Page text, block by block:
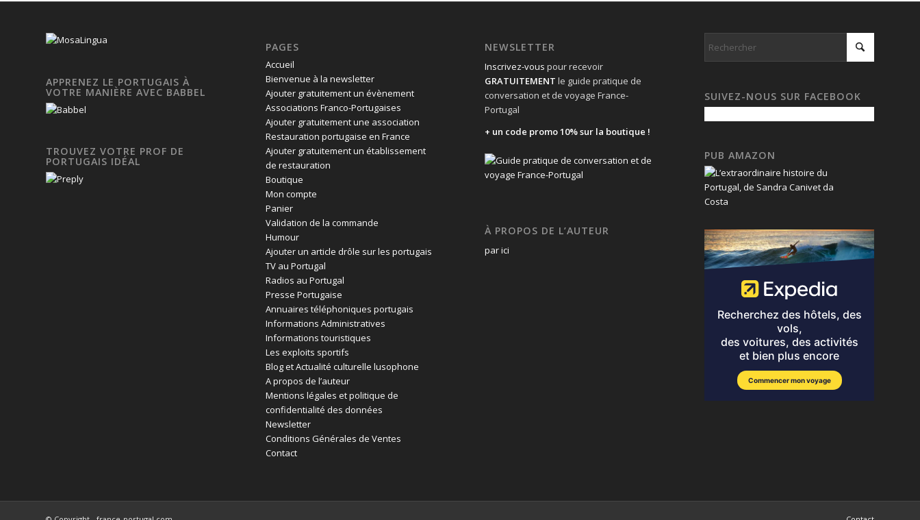
APPRENEZ LE PORTUGAIS À
VOTRE MANIÈRE AVEC BABBEL
TROUVEZ VOTRE PROF DE
PORTUGAIS IDÉAL
PAGES
Accueil
Bienvenue à la newsletter
Ajouter gratuitement un évènement
Associations Franco-Portugaises
Ajouter gratuitement une association
Restauration portugaise en France
Ajouter gratuitement un établissement
de restauration
Boutique
Mon compte
Panier
Validation de la commande
Humour
Ajouter un article drôle sur les portugais
TV au Portugal
Radios au Portugal
Presse Portugaise
Annuaires téléphoniques portugais
Informations Administratives
Informations touristiques
Les exploits sportifs
Blog et Actualité culturelle lusophone
A propos de l’auteur
Mentions légales et politique de
confidentialité des données
Newsletter
Conditions Générales de Ventes
Contact
NEWSLETTER
Inscrivez-vous pour recevoir
GRATUITEMENT le guide pratique de
conversation et de voyage France-
Portugal
+ un code promo 10% sur la boutique !
À PROPOS DE L’AUTEUR
par ici
SUIVEZ-NOUS SUR FACEBOOK
PUB AMAZON